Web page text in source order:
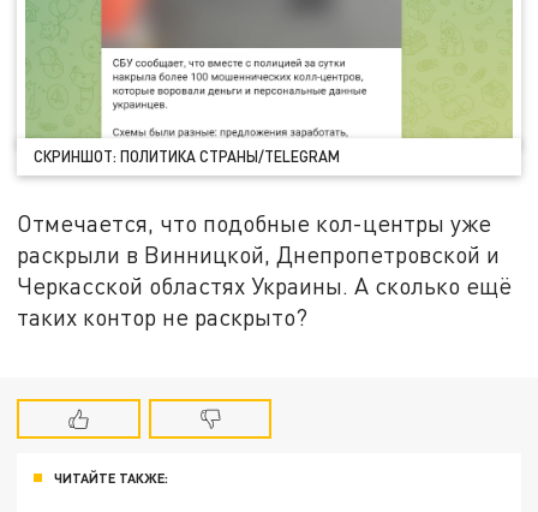
СКРИНШОТ: ПОЛИТИКА СТРАНЫ/TELEGRAM
Отмечается, что подобные кол-центры уже
раскрыли в Винницкой, Днепропетровской и
Черкасской областях Украины. А сколько ещё
таких контор не раскрыто?
ЧИТАЙТЕ ТАКЖЕ: